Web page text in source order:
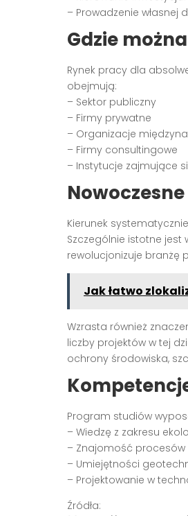
– Prowadzenie własnej
Gdzie
Rynek pracy dla
obejmują:
– Sektor publiczny
– Firmy prywatne
– Organizacje
– Firmy consultingowe
– Instytucje zajmujące
Kierunek
Szczególnie istotne jest
rewolucjonizuje branżę
Jak łatwo
Wzrasta również
liczby projektów w tej
ochrony środowiska,
Program studiów
– Wiedzę z zakresu
– Znajomość
– Umiejętności
– Projektowanie w
Źródła: